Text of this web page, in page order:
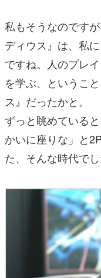
私もそうなのです
ディウス』は、私
ですね。人のプレ
を学ぶ、というこ
ス』だったかと。
ずっと眺めている
かいに座りな」と
た、そんな時代でし